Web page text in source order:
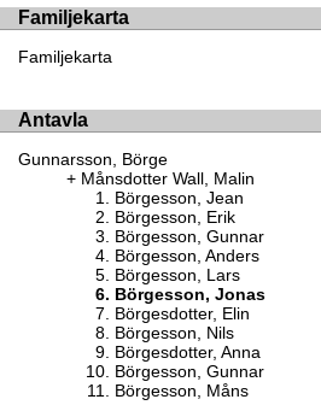
Familjekarta
Familjekarta
Antavla
Gunnarsson, Börge
Månsdotter Wall, Malin
Börgesson, Jean
Börgesson, Erik
Börgesson, Gunnar
Börgesson, Anders
Börgesson, Lars
Börgesson, Jonas
Börgesdotter, Elin
Börgesson, Nils
Börgesdotter, Anna
Börgesson, Gunnar
Börgesson, Måns